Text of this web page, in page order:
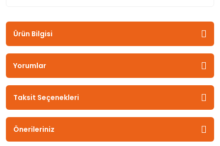
Ürün Bilgisi
Yorumlar
Taksit Seçenekleri
Önerileriniz